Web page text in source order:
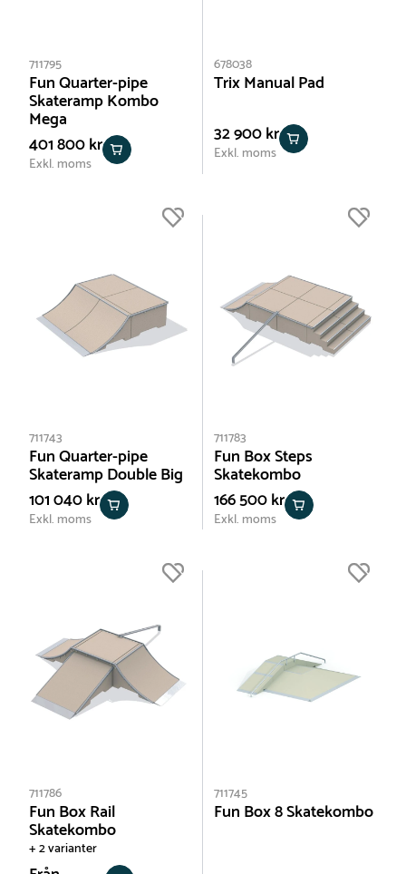
711795
Fun Quarter-pipe
Skateramp Kombo
Mega
401 800 kr
Exkl. moms
678038
Trix Manual Pad
32 900 kr
Exkl. moms
711743
Fun Quarter-pipe
Skateramp Double Big
101 040 kr
Exkl. moms
711783
Fun Box Steps
Skatekombo
166 500 kr
Exkl. moms
711786
Fun Box Rail
Skatekombo
+ 2 varianter
711745
Fun Box 8 Skatekombo